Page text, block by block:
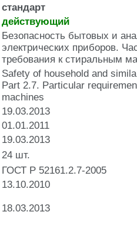
стандарт
действующий
Безопасность бытовых и
электрических приборов.
требования к стиральным
Safety of household and
Part 2.7. Particular
machines
19.03.2013
01.01.2011
19.03.2013
24 шт.
ГОСТ Р 52161.2.7-2005
13.10.2010
18.03.2013